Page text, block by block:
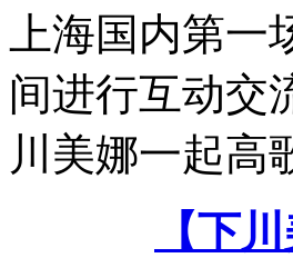
上海国内第
间进行互动交
川美娜一起高
【下